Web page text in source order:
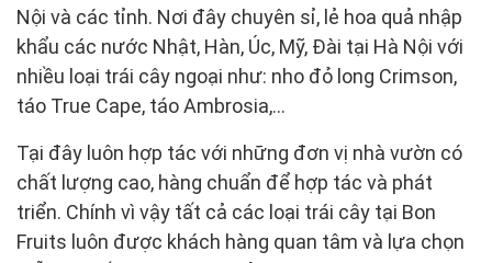
Nội và các tỉnh. Nơi đây chuyên sỉ, lẻ hoa quả nhập
khẩu các nước Nhật, Hàn, Úc, Mỹ, Đài tại Hà Nội với
nhiều loại trái cây ngoại như: nho đỏ long Crimson,
táo True Cape, táo Ambrosia,...
Tại đây luôn hợp tác với những đơn vị nhà vườn có
chất lượng cao, hàng chuẩn để hợp tác và phát
triển. Chính vì vậy tất cả các loại trái cây tại Bon
Fruits luôn được khách hàng quan tâm và lựa chọn